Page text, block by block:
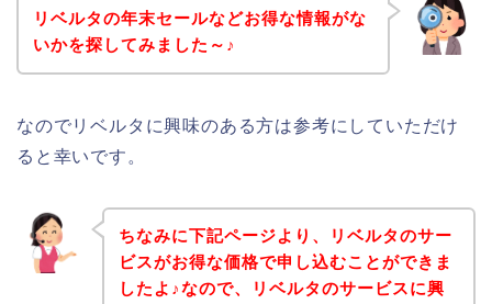
リベルタの年末セールなどお得な情報がな
いかを探してみました～♪
なのでリベルタに興味のある方は参考にしていただけ
ると幸いです。
ちなみに下記ページより、リベルタのサー
ビスがお得な価格で申し込むことができま
したよ♪なので、リベルタのサービスに興